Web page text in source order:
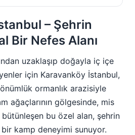
– Şehrin
Bir Nefes Alanı
uzaklaşıp doğayla iç içe
için Karavanköy İstanbul,
ormanlık arazisiyle
ağaçlarının gölgesinde, mis
bu özel alan, şehrin
bir kamp deneyimi sunuyor.